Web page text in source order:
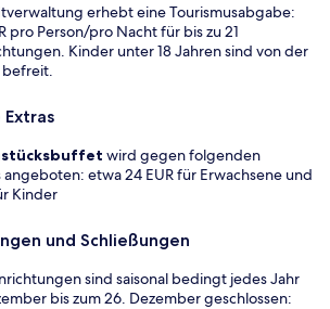
erhebt eine Tourismusabgabe:
pro Person/pro Nacht für bis zu 21
Kinder unter 18 Jahren sind von der
wird gegen folgenden
etwa 24 EUR für Erwachsene und
Kinder
und Schließungen
sind saisonal bedingt jedes Jahr
bis zum 26. Dezember geschlossen: